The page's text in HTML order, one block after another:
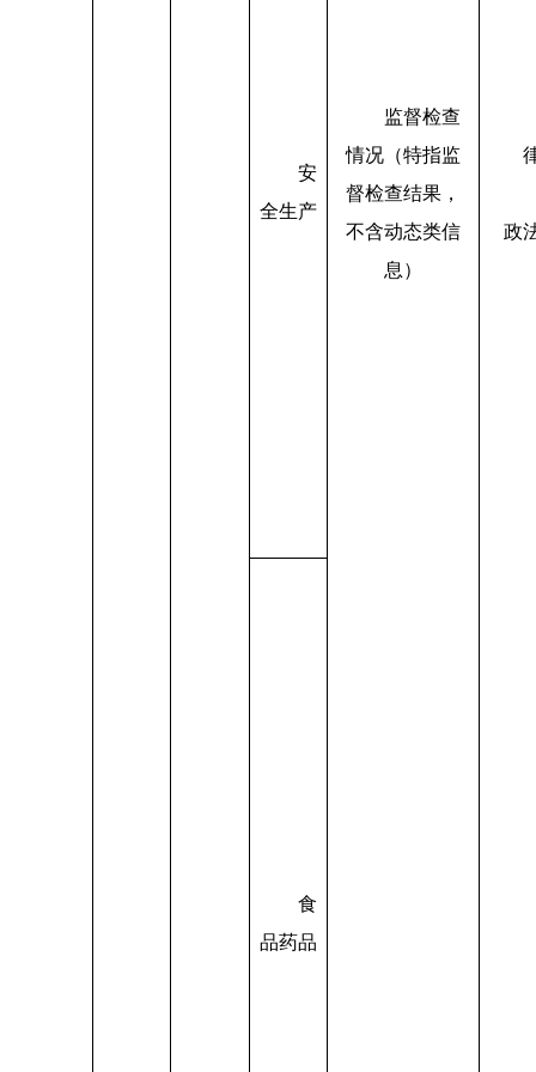
监督检查
情况（特指监
督检查结果，
不含动态类信
息）
政
安
全生产
食
品药品